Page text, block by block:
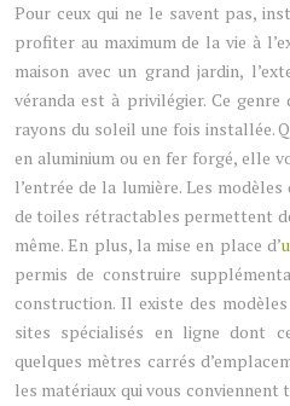
Pour ceux qui ne le savent pas,
profiter au maximum de la vie à
maison avec un grand jardin,
véranda est à privilégier. Ce
rayons du soleil une fois installée.
en aluminium ou en fer forgé, elle
l’entrée de la lumière. Les
de toiles rétractables permettent
même. En plus, la mise en place d’
permis de construire
construction. Il existe des
sites spécialisés en ligne dont
quelques mètres carrés
les matériaux qui vous conviennent